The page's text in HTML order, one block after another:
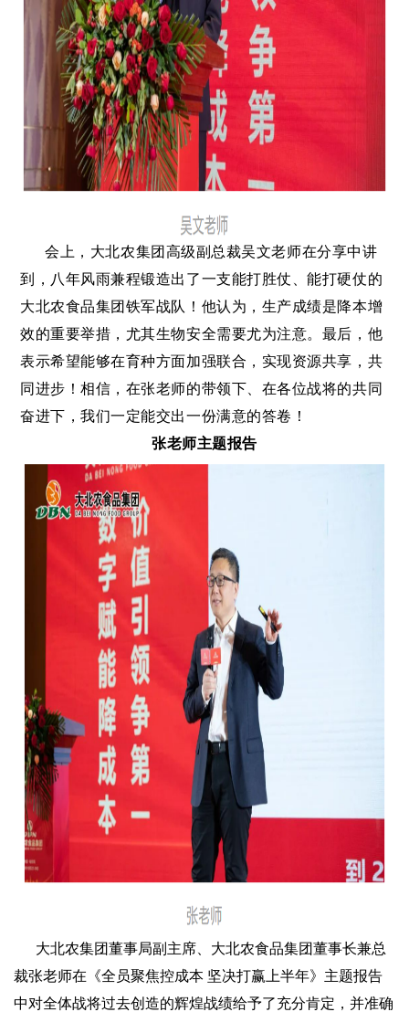
会上，大北农集团高级副总裁吴文老师在分享中讲
到，八年风雨兼程锻造出了一支能打胜仗、能打硬仗的
大北农食品集团铁军战队！他认为，生产成绩是降本增
效的重要举措，尤其生物安全需要尤为注意。最后，他
表示希望能够在育种方面加强联合，实现资源共享，共
同进步！相信，在张老师的带领下、在各位战将的共同
奋进下，我们一定能交出一份满意的答卷！
张老师主题报告
大北农集团董事局副主席、大北农食品集团董事长兼总
裁张老师在《全员聚焦控成本 坚决打赢上半年》主题报告
中对全体战将过去创造的辉煌战绩给予了充分肯定，并准确